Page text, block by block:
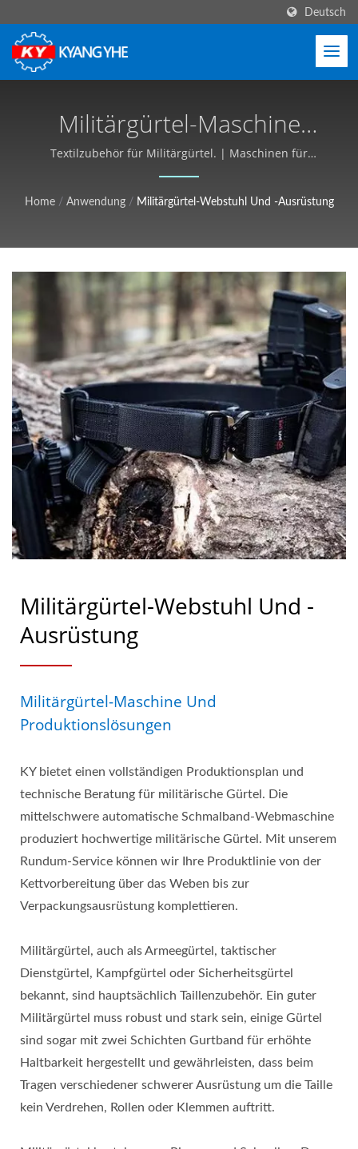
Deutsch
Militärgürtel-Maschine
Und Produktionslösungen
| Industrielle
Anpassbar, Kostenloses
Angebot - Kyang Yhe (KY)
Textilzubehör für Militärgürtel. | Maschinen für
schmale Gewebe und Etiketten, globaler Service -
Home / Anwendung / Militärgürtel-Webstuhl Und -Ausrüstung
Militärgürtel-Webstuhl Und -
Ausrüstung
Militärgürtel-Maschine Und
Produktionslösungen
KY bietet einen vollständigen Produktionsplan und
technische Beratung für militärische Gürtel. Die
mittelschwere automatische Schmalband-Webmaschine
produziert hochwertige militärische Gürtel. Mit unserem
Rundum-Service können wir Ihre Produktlinie von der
Kettvorbereitung über das Weben bis zur
Verpackungsausrüstung komplettieren.
Militärgürtel, auch als Armeegürtel, taktischer
Dienstgürtel, Kampfgürtel oder Sicherheitsgürtel
bekannt, sind hauptsächlich Taillenzubehör. Ein guter
Militärgürtel muss robust und stark sein, einige Gürtel
sind sogar mit zwei Schichten Gurtband für erhöhte
Haltbarkeit hergestellt und gewährleisten, dass beim
Tragen verschiedener schwerer Ausrüstung um die Taille
kein Verdrehen, Rollen oder Klemmen auftritt.